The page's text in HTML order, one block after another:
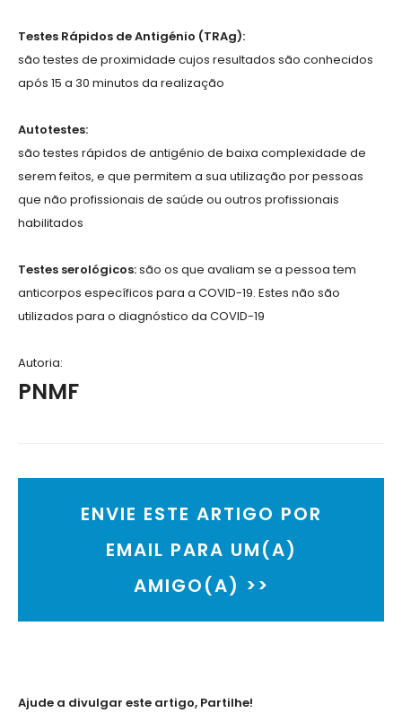
Testes Rápidos de Antigénio (TRAg):
são testes de proximidade cujos resultados são conhecidos
após 15 a 30 minutos da realização
Autotestes:
são testes rápidos de antigénio de baixa complexidade de
serem feitos, e que permitem a sua utilização por pessoas
que não profissionais de saúde ou outros profissionais
habilitados
Testes serológicos:são os que avaliam se a pessoa tem
anticorpos específicos para a COVID-19. Estes não são
utilizados para o diagnóstico da COVID-19
Autoria:
PNMF
ENVIE ESTE ARTIGO POR
EMAIL PARA UM(A)
AMIGO(A) >>
Ajude a divulgar este artigo, Partilhe!